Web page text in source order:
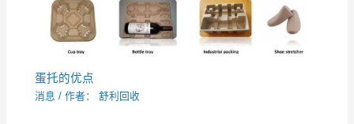
蛋托的优点
消息 / 作者： 舒利回收